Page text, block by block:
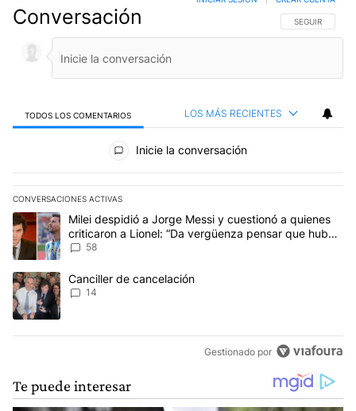
Conversación SIGA ESTA
SEGUIR
TODOS LOS COMENTARIOS LOS MÁS RECIENTES
Todos los comentarios
Inicie la conversación
CONVERSACIONES ACTIVAS
Este listado muestra los artículos con más comentarios en los
Un artículo de tendencia con el título "Milei despidió a Jorge
Milei despidió a Jorge Messi y cuestionó a quienes
criticaron a Lionel: “Da vergüenza pensar que hubo
anti-Messi”
58
Un artículo de tendencia con el título "Canciller de cancelación"
Canciller de cancelación
14
Gestionado por